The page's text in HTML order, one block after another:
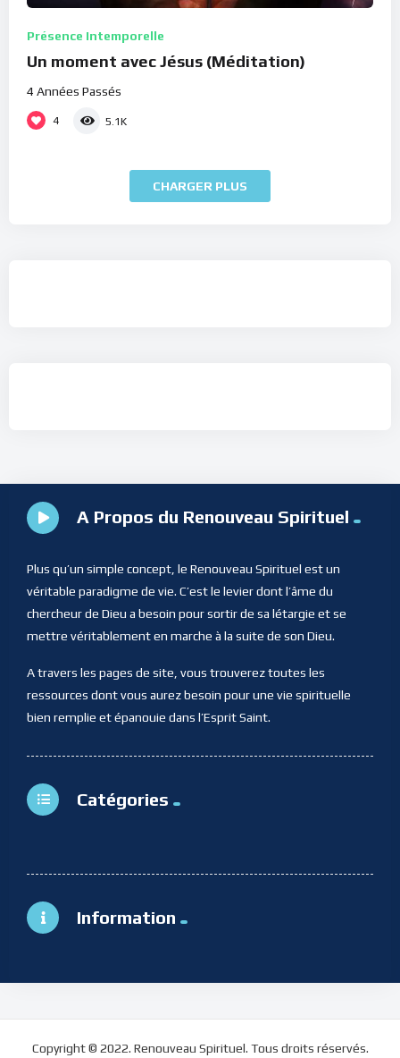
Présence Intemporelle
Un moment avec Jésus (Méditation)
4 Années Passés
4 5.1K
CHARGER PLUS
A Propos du Renouveau Spirituel
Plus qu’un simple concept, le Renouveau Spirituel est un
véritable paradigme de vie. C’est le levier dont l’âme du
chercheur de Dieu a besoin pour sortir de sa létargie et se
mettre véritablement en marche à la suite de son Dieu.
A travers les pages de site, vous trouverez toutes les
ressources dont vous aurez besoin pour une vie spirituelle
bien remplie et épanouie dans l’Esprit Saint.
Catégories
Information
Copyright © 2022. Renouveau Spirituel. Tous droits réservés.